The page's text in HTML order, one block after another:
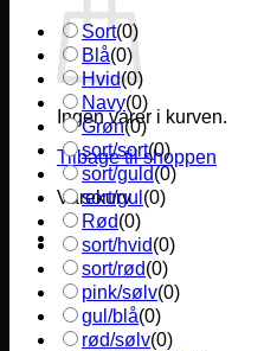
Ingen varer i kurven.
Tilbage til shoppen
Varekurv
Sort(0)
Blå(0)
Hvid(0)
Navy(0)
Grøn(0)
sort/sort(0)
sort/guld(0)
sort/gul (0)
Rød(0)
sort/hvid(0)
sort/rød(0)
pink/sølv(0)
gul/blå(0)
rød/sølv(0)